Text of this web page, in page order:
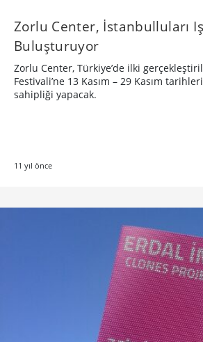
Zorlu Center, İstanbulluları
Buluşturuyor
Zorlu Center, Türkiye’de ilki
Festivali’ne 13 Kasım – 29 Kasım
sahipliği yapacak.
11 yıl önce